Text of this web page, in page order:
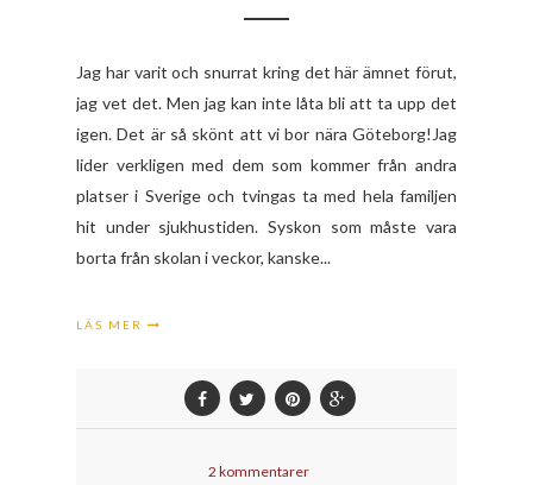
Jag har varit och snurrat kring det här ämnet förut,
jag vet det. Men jag kan inte låta bli att ta upp det
igen. Det är så skönt att vi bor nära Göteborg!Jag
lider verkligen med dem som kommer från andra
platser i Sverige och tvingas ta med hela familjen
hit under sjukhustiden. Syskon som måste vara
borta från skolan i veckor, kanske...
LÄS MER
2 kommentarer